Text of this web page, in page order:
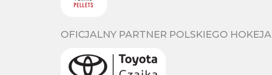
OFICJALNY PARTNER POLSKIEGO HOKEJA